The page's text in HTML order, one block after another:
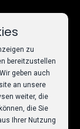
zu
bereitzustellen
geben auch
an unsere
weiter, die
die Sie
Ihrer Nutzung